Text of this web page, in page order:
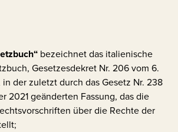
bezeichnet das italienische
Gesetzesdekret Nr. 206 vom 6.
der zuletzt durch das Gesetz Nr. 238
2021 geänderten Fassung, das die
über die Rechte der